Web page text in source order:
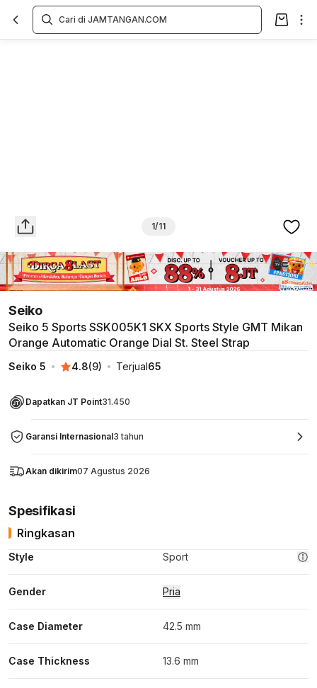
1/11
Seiko
Seiko 5 Sports SSK005K1 SKX Sports Style GMT Mikan
Orange Automatic Orange Dial St. Steel Strap
Seiko 5 4.8(9) Terjual65
Dapatkan JT Point31.450
Garansi Internasional3 tahun
Akan dikirim07 Agustus 2026
Spesifikasi
Ringkasan
Style Sport
Gender Pria
Case Diameter 42.5 mm
Case Thickness 13.6 mm